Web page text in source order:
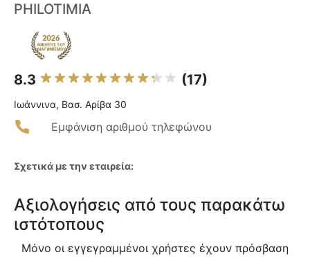
PHILOTIMIA
8.3 (17)
Ιωάννινα, Βασ. Αρίβα 30
Εμφάνιση αριθμού τηλεφώνου
Σχετικά με την εταιρεία:
Αξιολογήσεις από τους παρακάτω
ιστότοπους
Μόνο οι εγγεγραμμένοι χρήστες έχουν πρόσβαση